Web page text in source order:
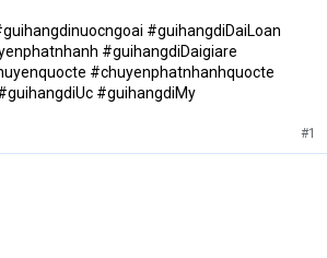
#guihangdiDaiLoan
#guihangdiDaigiare
#chuyenphatnhanhquocte
#guihangdiMy
#1